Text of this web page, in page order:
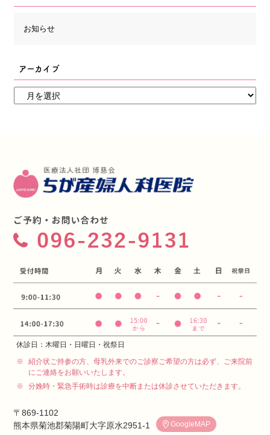
お知らせ
アーカイブ
休診日：木曜日・日曜日・祝祭日
※
紹介状ご持参の方、母乳外来でのご診察ご希望の方は必ず、ご来院前
にご連絡をお願いいたします。
※
分娩時・緊急手術時は診療を中断または休診させていただきます。
〒869-1102
熊本県菊池郡菊陽町大字原水2951-1
GoogleMAP